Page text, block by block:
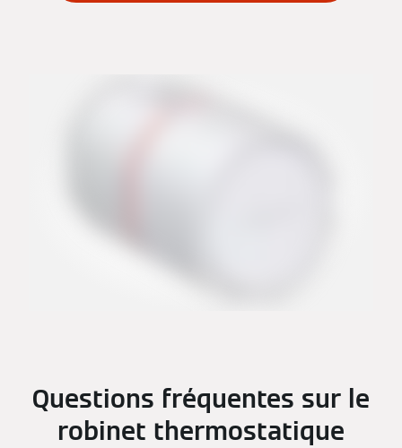
Questions fréquentes sur le
robinet thermostatique